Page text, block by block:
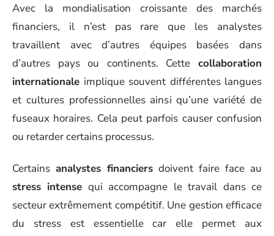
Avec la mondialisation croissante des marchés
financiers, il n’est pas rare que les analystes
travaillent avec d’autres équipes basées dans
d’autres pays ou continents. Cette collaboration
internationale implique souvent différentes langues
et cultures professionnelles ainsi qu’une variété de
fuseaux horaires. Cela peut parfois causer confusion
ou retarder certains processus.
Certains analystes financiers doivent faire face au
stress intense qui accompagne le travail dans ce
secteur extrêmement compétitif. Une gestion efficace
du stress est essentielle car elle permet aux